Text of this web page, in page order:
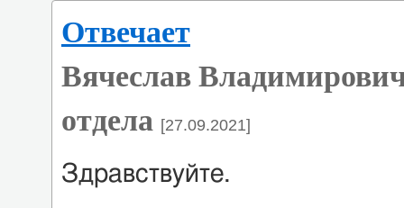
Отвечает
Вячеслав
отдела [27.09.2021]
Здравствуйте.